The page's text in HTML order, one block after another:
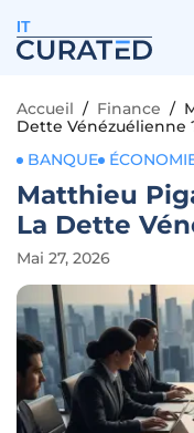
IT
Accueil / Finance /
Dette Vénézuélienne
BANQUE
Matthieu
La Dette
Mai 27, 2026